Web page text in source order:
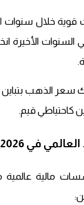
خلال سنوات
السنوات
تحرك سعر
كاحتياطي قيم.
في 2026
مالية عالمية